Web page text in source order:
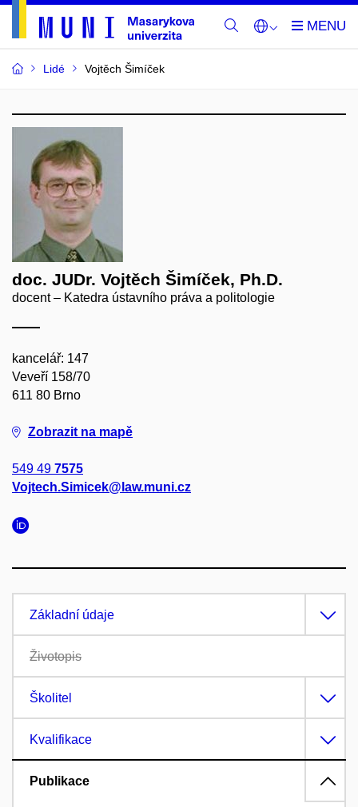
Lidé Vojtěch Šimíček
doc. JUDr. Vojtěch Šimíček, Ph.D.
docent – Katedra ústavního práva a politologie
kancelář: 147
Veveří 158/70
611 80 Brno
Zobrazit na mapě
549 49 7575
Vojtech.Simicek@law.muni.cz
Základní údaje
Životopis
Školitel
Kvalifikace
Publikace